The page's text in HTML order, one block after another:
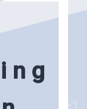
i n g